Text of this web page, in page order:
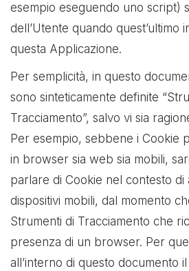
esempio eseguendo uno script)
dell’Utente quando quest’ultimo
questa Applicazione.
Per semplicità, in questo
sono sinteticamente definite
Tracciamento”, salvo vi sia
Per esempio, sebbene i Cookie
in browser sia web sia mobili,
parlare di Cookie nel contesto
dispositivi mobili, dal momento
Strumenti di Tracciamento che
presenza di un browser. Per
all’interno di questo documento